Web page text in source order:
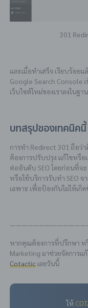
301
และเมื่อทำเสร็จ เรียบร้อย
Google Search Console
เว็บไซต์ใหม่ของเราลงในฐา
บทสรุปของเทคนิคนี้
การทำ Redirect 301 ถือว่
ต้องการปรับปรุง แก้ไขหรื
ต่ออันดับ SEO โดยก่อนที่จ
หรือใช้บริการรับทำ SEO
เฉพาะ เพื่อป้องกันไม่ให้เ
หากคุณต้องการที่ปรึกษา ห
Marketing มาช่วยจัดการแ
Cotactic เลยวันนี้
ให้